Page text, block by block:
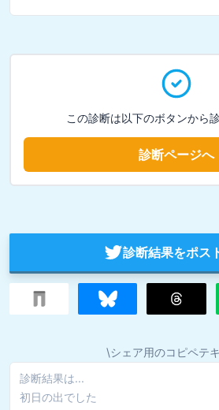
この診断は以下のボタンから
診断ページへ
診断結果をポス
\シェア用のコピペテ